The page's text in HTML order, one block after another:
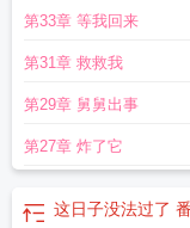
盈载缺这日子没法过了综穿
第33章 等我回来
第31章 救救我
第29章 舅舅出事
第27章 炸了它
这日子没法过了